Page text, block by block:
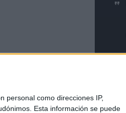
personal como direcciones IP,
Esta información se puede